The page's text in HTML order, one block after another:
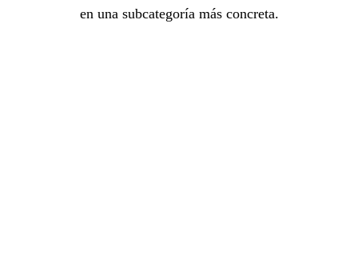
en una subcategoría más concreta.